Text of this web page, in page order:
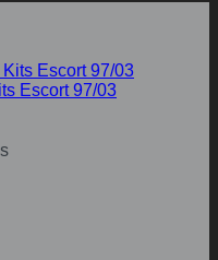
Escort 97/03